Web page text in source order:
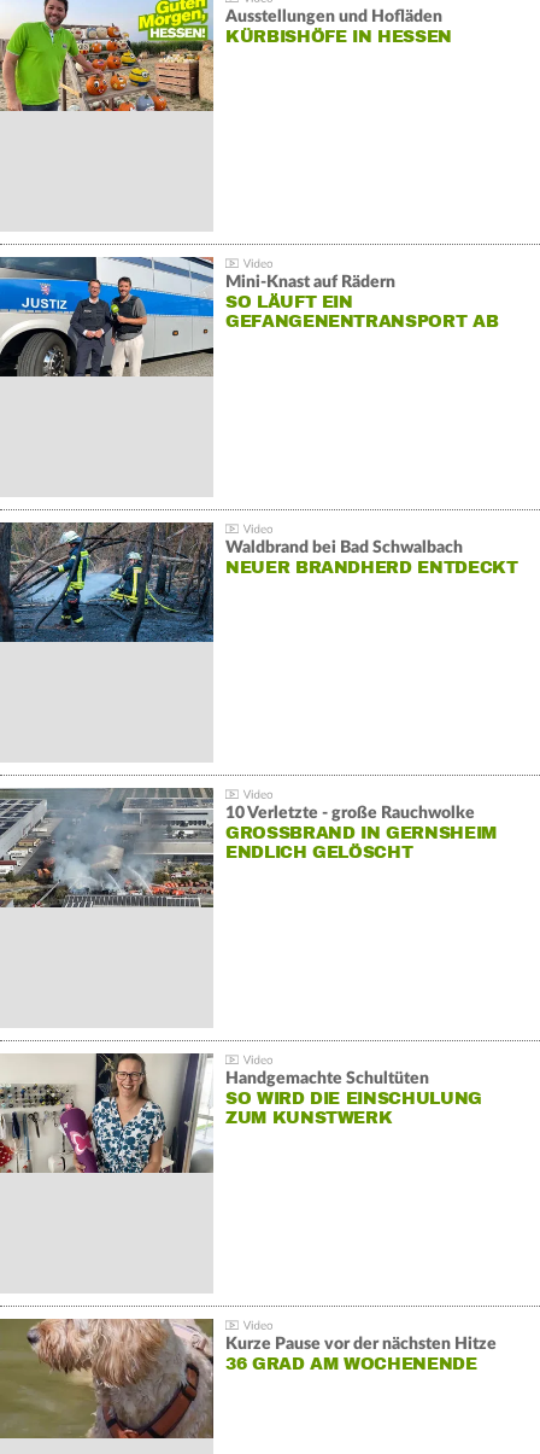
Ausstellungen und Hofläden
KÜRBISHÖFE IN HESSEN
Mini-Knast auf Rädern
SO LÄUFT EIN
GEFANGENENTRANSPORT AB
Waldbrand bei Bad Schwalbach
NEUER BRANDHERD ENTDECKT
10 Verletzte - große Rauchwolke
GROSSBRAND IN GERNSHEIM E
NDLICH GELÖSCHT
Handgemachte Schultüten
SO WIRD DIE EINSCHULUNG
ZUM KUNSTWERK
Kurze Pause vor der nächsten Hitze
36 GRAD AM WOCHENENDE